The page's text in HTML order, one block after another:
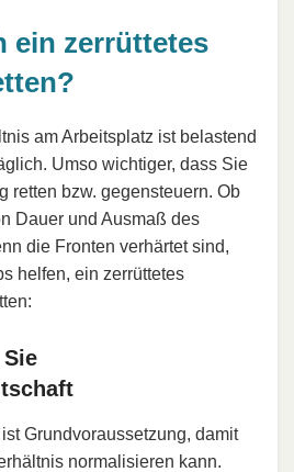
ein zerrüttetes
am Arbeitsplatz ist belastend
Umso wichtiger, dass Sie
retten bzw. gegensteuern. Ob
Dauer und Ausmaß des
die Fronten verhärtet sind,
helfen, ein zerrüttetes
Grundvoraussetzung, damit
normalisieren kann.